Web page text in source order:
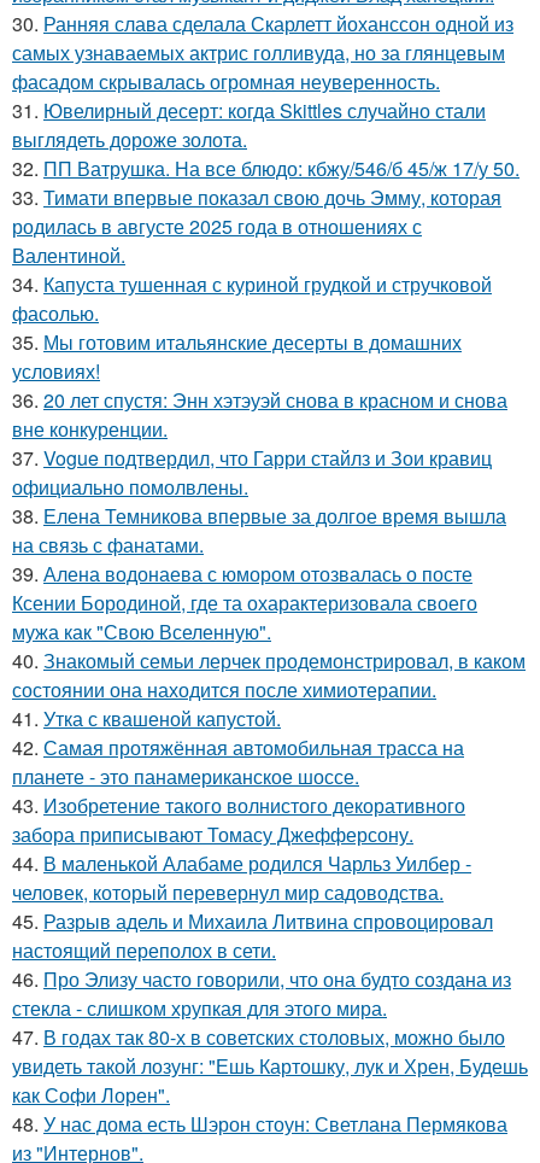
30. Ранняя слава сделала Скарлетт йоханссон одной из
самых узнаваемых актрис голливуда, но за глянцевым
фасадом скрывалась огромная неуверенность.
31. Ювелирный десерт: когда Skittles случайно стали
выглядеть дороже золота.
32. ПП Ватрушка. На все блюдо: кбжу/546/б 45/ж 17/у 50.
33. Тимати впервые показал свою дочь Эмму, которая
родилась в августе 2025 года в отношениях с
Валентиной.
34. Капуста тушенная с куриной грудкой и стручковой
фасолью.
35. Мы готовим итальянские десерты в домашних
условиях!
36. 20 лет спустя: Энн хэтэуэй снова в красном и снова
вне конкуренции.
37. Vogue подтвердил, что Гарри стайлз и Зои кравиц
официально помолвлены.
38. Елена Темникова впервые за долгое время вышла
на связь с фанатами.
39. Алена водонаева с юмором отозвалась о посте
Ксении Бородиной, где та охарактеризовала своего
мужа как "Свою Вселенную".
40. Знакомый семьи лерчек продемонстрировал, в каком
состоянии она находится после химиотерапии.
41. Утка с квашеной капустой.
42. Самая протяжённая автомобильная трасса на
планете - это панамериканское шоссе.
43. Изобретение такого волнистого декоративного
забора приписывают Томасу Джефферсону.
44. В маленькой Алабаме родился Чарльз Уилбер -
человек, который перевернул мир садоводства.
45. Разрыв адель и Михаила Литвина спровоцировал
настоящий переполох в сети.
46. Про Элизу часто говорили, что она будто создана из
стекла - слишком хрупкая для этого мира.
47. В годах так 80-х в советских столовых, можно было
увидеть такой лозунг: "Ешь Картошку, лук и Хрен, Будешь
как Софи Лорен".
48. У нас дома есть Шэрон стоун: Светлана Пермякова
из "Интернов".